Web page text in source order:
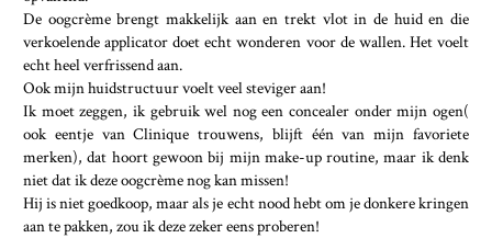
De oogcrème brengt makkelijk aan en trekt vlot in de huid en die
verkoelende applicator doet echt wonderen voor de wallen. Het voelt
echt heel verfrissend aan.
Ook mijn huidstructuur voelt veel steviger aan!
Ik moet zeggen, ik gebruik wel nog een concealer onder mijn ogen(
ook eentje van Clinique trouwens, blijft één van mijn favoriete
merken), dat hoort gewoon bij mijn make-up routine, maar ik denk
niet dat ik deze oogcrème nog kan missen!
Hij is niet goedkoop, maar als je echt nood hebt om je donkere kringen
aan te pakken, zou ik deze zeker eens proberen!